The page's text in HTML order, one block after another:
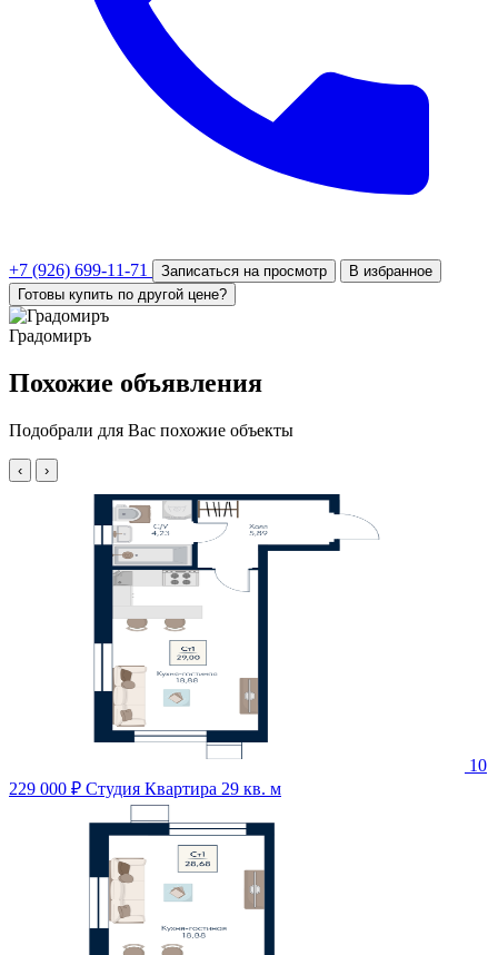
+7 (926) 699-11-71 Записаться на просмотр
В избранное
Готовы купить по другой цене?
Градомиръ
Похожие объявления
Подобрали для Вас похожие объекты
‹ ›
10
229 000 ₽ Студия Квартира 29 кв. м